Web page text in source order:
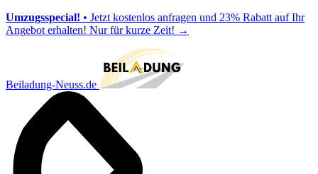
Umzugsspecial! • Jetzt kostenlos anfragen und 23% Rabatt auf Ihr
Angebot erhalten! Nur für kurze Zeit! →
Beiladung-Neuss.de